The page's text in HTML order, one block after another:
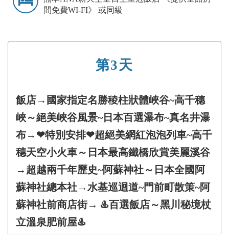
間免費WI-FI》 或同級
第3天
飯店→國家指定名勝稜柱狀體峽谷~高千穗
峽～絕美峽谷風景~日本百選瀑布~真名井瀑
布→❤特別安排❤超絕美網紅泡泡列車~高千
穗天空小火車～日本最高鐵橋欣賞美麗溪谷
→超越兩千年歷史~阿蘇神社～日本全國阿
蘇神社總本社→水基巡迴道~門前町散策~阿
蘇神社前商店街→ ♨️百選飯店～黑川秘境杖
立溫泉肥前屋♨️